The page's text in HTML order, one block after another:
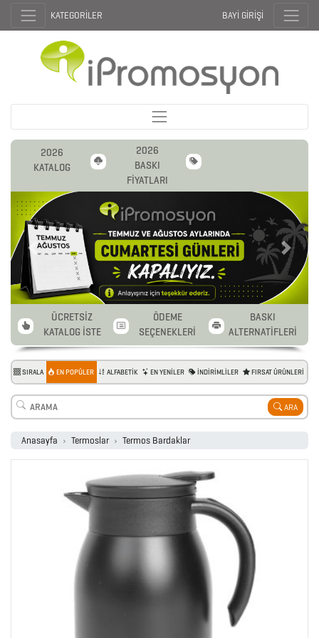
KATEGORİLER BAYİ GİRİŞİ
2026
KATALOG
2026
BASKI
FİYATLARI
Previous Next
ÜCRETSİZ
KATALOG İSTE
ÖDEME
SEÇENEKLERİ
BASKI
ALTERNATİFLERİ
SIRALA EN POPÜLER ALFABETİK EN YENİLER İNDİRİMLİLER FIRSAT ÜRÜNLERİ
ARA
Anasayfa Termoslar Termos Bardaklar